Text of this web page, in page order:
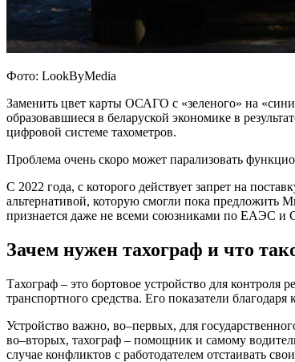
Фото: LookByMedia
Заменить цвет карты ОСАГО с «зеленого» на
образовавшиеся в беларуской экономике в
цифровой системе тахометров.
Проблема очень скоро может парализовать
С 2022 года, с которого действует запрет на
альтернативой, которую смогли пока предложить
признается даже не всеми союзниками по ЕАЭС и
Зачем нужен тахограф и что
Тахограф – это бортовое устройство для
транспортного средства. Его показатели
Устройство важно, во–первых, для
во–вторых, тахограф – помощник и самому
случае конфликтов с работодателем отстаивать